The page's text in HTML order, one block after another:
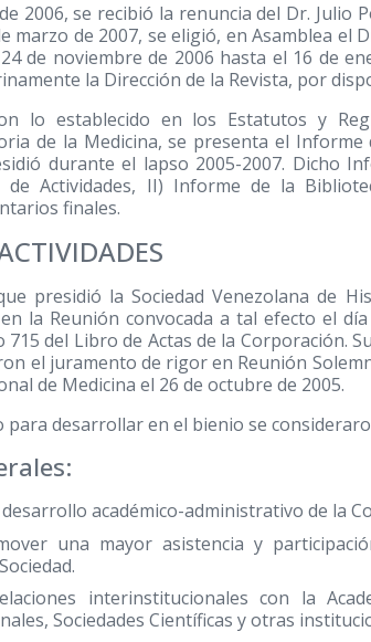
2006, se recibió la renuncia del Dr. Julio
marzo de 2007, se eligió, en Asamblea el
de noviembre de 2006 hasta el 16 de
la Dirección de la Revista, por
lo establecido en los Estatutos y
de la Medicina, se presenta el
durante el lapso 2005-2007. Dicho
de Actividades, II) Informe de la
finales.
presidió la Sociedad Venezolana de
la Reunión convocada a tal efecto el
715 del Libro de Actas de la Corporación.
el juramento de rigor en Reunión
de Medicina el 26 de octubre de 2005.
para desarrollar en el bienio se
académico-administrativo de la
una mayor asistencia y
interinstitucionales con la
Sociedades Científicas y otras